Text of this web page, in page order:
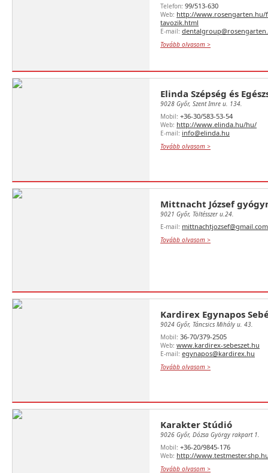
Telefon: 99/513-630
Web: http://www.rosengarten.hu/
tavozik.html
E-mail:
Tovább olvasom >
Elinda Szépség és
9028 Győr, Szent Imre u. 134.
Mobil: +36-30/583-53-54
Web: http://www.elinda.hu/hu/
E-mail: info@elinda.hu
Tovább olvasom >
Mittnacht József
9021 Győr, Töltésszer u.24.
E-mail: mittnachtjozsef@gmail.com
Tovább olvasom >
Kardirex Egynapos
9024 Győr, Táncsics Mihály u. 43.
Mobil: 36-70/379-2505
Web: www.kardirex-sebeszet.hu
E-mail: egynapos@kardirex.hu
Tovább olvasom >
Karakter Stúdió
9026 Győr, Dózsa György rakpart 1.
Mobil: +36-20/9845-176
Web: http://
Tovább olvasom >